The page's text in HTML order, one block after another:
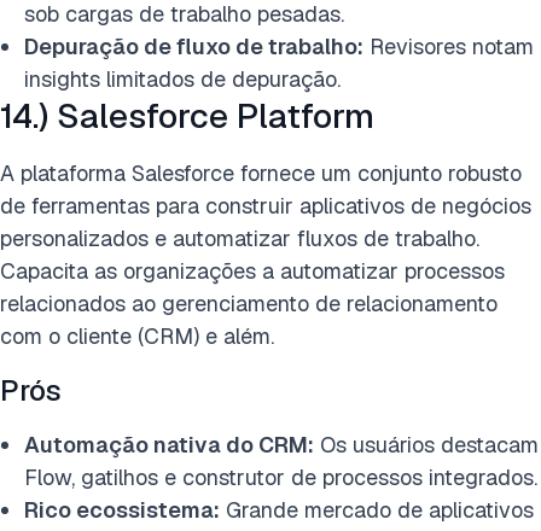
sob cargas de trabalho pesadas.
Depuração de fluxo de trabalho: Revisores notam
insights limitados de depuração.
14.) Salesforce Platform
A plataforma Salesforce fornece um conjunto robusto
de ferramentas para construir aplicativos de negócios
personalizados e automatizar fluxos de trabalho.
Capacita as organizações a automatizar processos
relacionados ao gerenciamento de relacionamento
com o cliente (CRM) e além.
Prós
Automação nativa do CRM: Os usuários destacam
Flow, gatilhos e construtor de processos integrados.
Rico ecossistema: Grande mercado de aplicativos